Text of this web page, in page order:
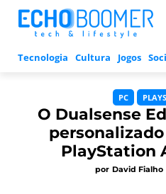
Tecnologia Cultura Jogos
PC
O Dualsense
PlayStation
por David Fialho